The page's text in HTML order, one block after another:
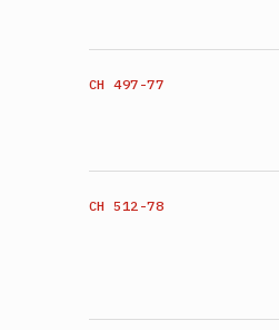
СН 497-77
СН 512-78